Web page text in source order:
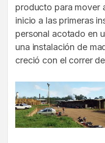
producto para mover
inicio a las primeras
personal acotado en
una instalación de
creció con el correr